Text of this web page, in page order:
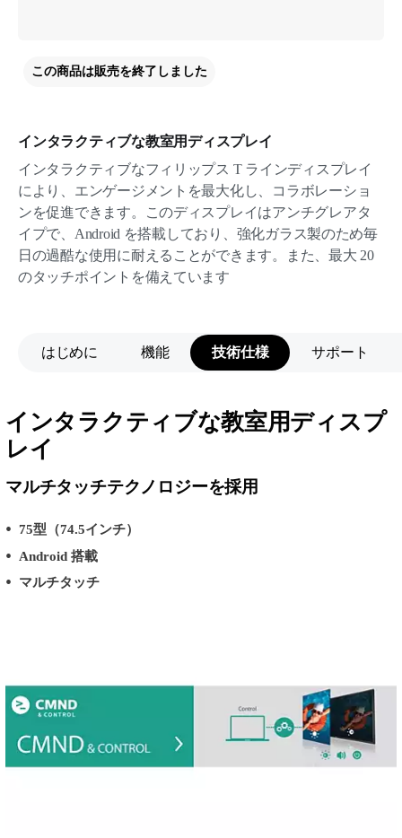
インタラクティブな教室用ディスプレイ
インタラクティブなフィリップス T ラインディスプレイ
により、エンゲージメントを最大化し、コラボレーショ
ンを促進できます。このディスプレイはアンチグレアタ
イプで、Android を搭載しており、強化ガラス製のため毎
日の過酷な使用に耐えることができます。また、最大 20
のタッチポイントを備えています
この商品は販売を終了しました
はじめに 機能 技術仕様 サポート
インタラクティブな教室用ディスプ
レイ
マルチタッチテクノロジーを採用
75型（74.5インチ）
Android 搭載
マルチタッチ